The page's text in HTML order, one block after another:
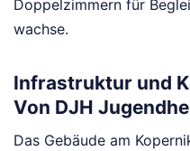
Doppelzimmern für
wachse.
Infrastruktur und
Von DJH
Das Gebäude am